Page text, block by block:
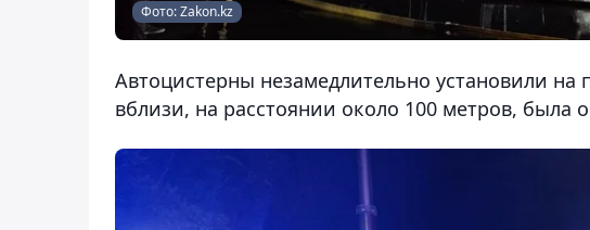
Фото: Zakon.kz
Автоцистерны незамедлительно установили
вблизи, на расстоянии около 100 метров, была